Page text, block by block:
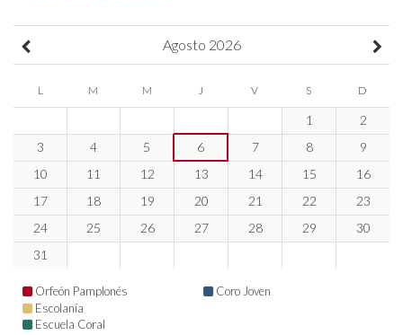
Agosto 2026
L M M J V S D
1
2
3
4 5 6 7 8
9
10
11 12 13 14 15
16
17
18 19 20 21 22
23
24
25 26 27 28 29
30
31
Orfeón Pamplonés
Coro Joven
Escolanía
Escuela Coral